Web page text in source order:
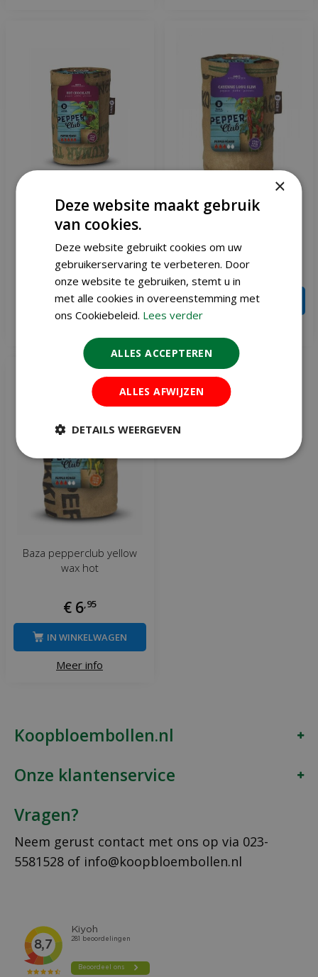
Baza Pepperclub hot
chocolat
€6,95
Baza pepperclub Anaheim
€6,95
IN WINKELWAGEN
Baza pepperclub yellow
wax hot
€ 6 95
Meer info
IN WINKELWAGEN
Koopbloembollen.nl
Onze klantenservice
Vragen?
Neem gerust contact met ons op via 023-
5581528 of info@koopbloembollen.nl
×
Deze website maakt gebruik
van cookies.
Deze website gebruikt cookies om uw
gebruikerservaring te verbeteren. Door
onze website te gebruiken, stemt u in
met alle cookies in overeenstemming met
ons Cookiebeleid. Lees verder
ALLES ACCEPTEREN
ALLES AFWIJZEN
DETAILS WEERGEVEN